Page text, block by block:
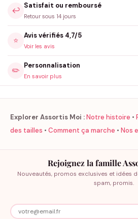
↩️
Satisfait ou remboursé
Retour sous 14 jours
⭐
Avis vérifiés 4,7/5
Voir les avis
✏️
Personnalisation
En savoir plus
Explorer Assortis Moi :Notre histoire •
des tailles • Comment ça marche • Nos
Rejoignez la famille
Nouveautés, promos exclusives et idées
spam, promis.